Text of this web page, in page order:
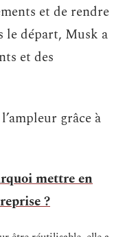
et de rendre
le départ, Musk a
et des
grâce à
mettre en
?